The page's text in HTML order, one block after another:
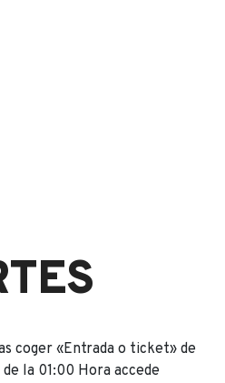
coger «Entrada o ticket» de
la 01:00 Hora accede